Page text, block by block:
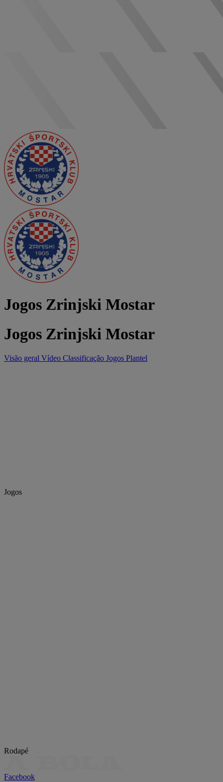
Jogos Zrinjski Mostar
Jogos Zrinjski Mostar
Visão geral Vídeo Classificação Jogos Plantel
Jogos
Rodapé
Facebook